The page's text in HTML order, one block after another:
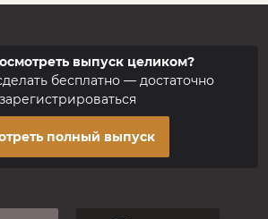
выпуск целиком?
бесплатно — достаточно
зарегистрироваться
полный выпуск